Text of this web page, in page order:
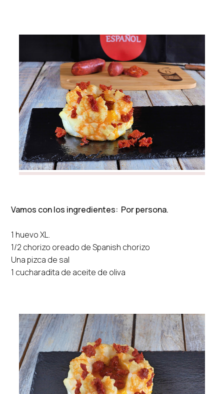
Vamos con los ingredientes: Por persona.
1 huevo XL.
1/2 chorizo oreado de Spanish chorizo
Una pizca de sal
1 cucharadita de aceite de oliva